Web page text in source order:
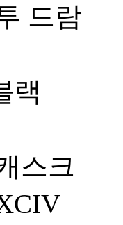
드람
랙
스크